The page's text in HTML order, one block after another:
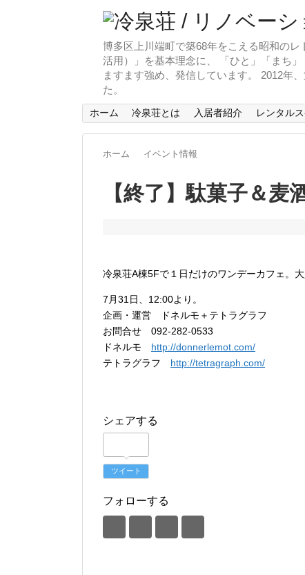
博多区上川端町で築68年をこえる昭和の
活用）」を基本理念に、 「ひと」「まち
ますます強め、発信しています。 2012年
た。
ホーム 冷泉荘とは 入居者紹介 レンタル
ホーム イベント情報
【終了】駄菓子＆麦
冷泉荘A棟5Fで１日だけのワンデーカフェ。
7月31日、12:00より。
企画・運営 ドネルモ＋テトラグラフ
お問合せ 092-282-0533
ドネルモ http://donnerlemot.com/
テトラグラフ http://tetragraph.com/
シェアする
ツイート
フォローする